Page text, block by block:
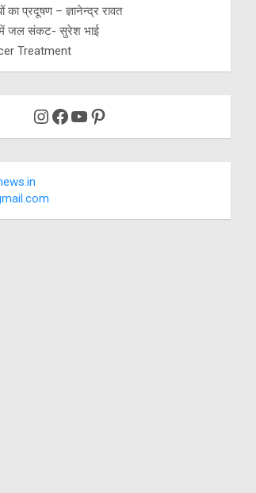
का प्रदूषण – ज्ञानेन्द्र रावत
में जल संकट- सुरेश भाई
Treatment
Instagram
Facebook
YouTube
Pinterest